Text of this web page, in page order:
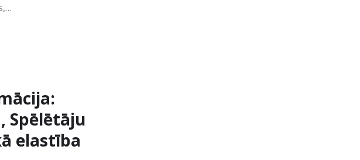
Spēlētāju
elastība